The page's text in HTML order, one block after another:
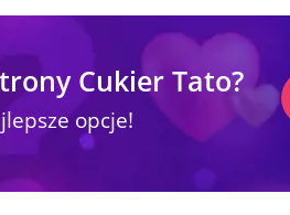
Cukier Tato?
opcje!